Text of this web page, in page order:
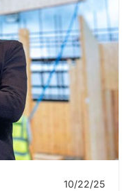
10/22/25